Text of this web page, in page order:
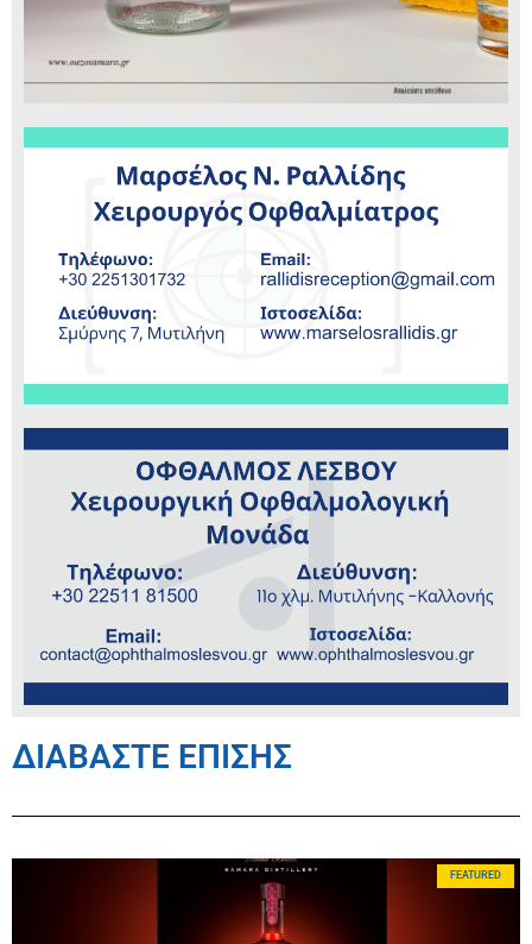
ΔΙΑΒΑΣΤΕ ΕΠΙΣΗΣ
FEATURED